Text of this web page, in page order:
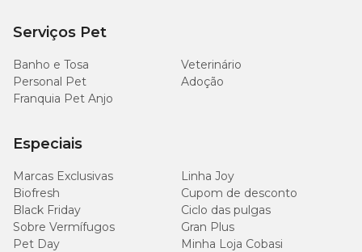
Serviços Pet
Banho e Tosa
Veterinário
Personal Pet
Adoção
Franquia Pet Anjo
Especiais
Marcas Exclusivas
Linha Joy
Biofresh
Cupom de desconto
Black Friday
Ciclo das pulgas
Sobre Vermífugos
Gran Plus
Pet Day
Minha Loja Cobasi